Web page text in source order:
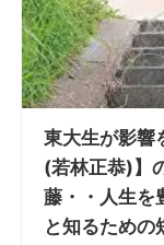
東大生が影響
(若林正恭)】
藤・・人生を
と知るための